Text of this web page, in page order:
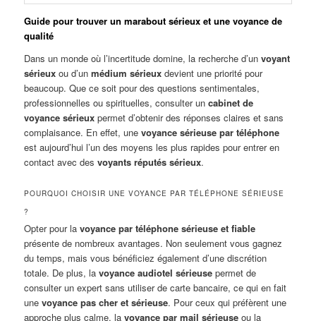
Guide pour trouver un marabout sérieux et une voyance de
qualité
Dans un monde où l’incertitude domine, la recherche d’unvoyant
sérieux ou d’unmédium sérieux devient une priorité pour
beaucoup. Que ce soit pour des questions sentimentales,
professionnelles ou spirituelles, consulter uncabinet de
voyance sérieux permet d’obtenir des réponses claires et sans
complaisance. En effet, unevoyance sérieuse par téléphone
est aujourd’hui l’un des moyens les plus rapides pour entrer en
contact avec desvoyants réputés sérieux.
POURQUOI CHOISIR UNE VOYANCE PAR TÉLÉPHONE SÉRIEUSE
?
Opter pour lavoyance par téléphone sérieuse et fiable
présente de nombreux avantages. Non seulement vous gagnez
du temps, mais vous bénéficiez également d’une discrétion
totale. De plus, lavoyance audiotel sérieuse permet de
consulter un expert sans utiliser de carte bancaire, ce qui en fait
unevoyance pas cher et sérieuse. Pour ceux qui préfèrent une
approche plus calme, lavoyance par mail sérieuse ou la